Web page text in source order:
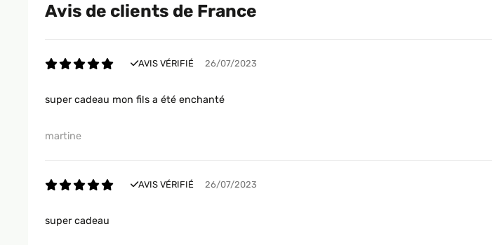
Avis de clients de France
AVIS VÉRIFIÉ 26/07/2023
super cadeau mon fils a été enchanté
martine
AVIS VÉRIFIÉ 26/07/2023
super cadeau